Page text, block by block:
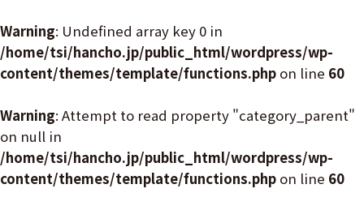
Warning: Undefined array key 0 in
/home/tsi/hancho.jp/public_html/wordpress/wp-
content/themes/template/functions.php on line 60
Warning: Attempt to read property "category_parent"
on null in
/home/tsi/hancho.jp/public_html/wordpress/wp-
content/themes/template/functions.php on line 60